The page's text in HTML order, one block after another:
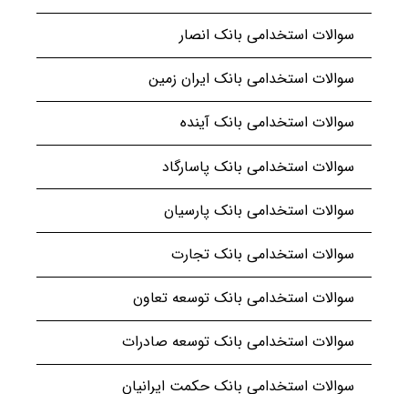
سوالات استخدامی بانک انصار
سوالات استخدامی بانک ایران زمین
سوالات استخدامی بانک آینده
سوالات استخدامی بانک پاسارگاد
سوالات استخدامی بانک پارسیان
سوالات استخدامی بانک تجارت
سوالات استخدامی بانک توسعه تعاون
سوالات استخدامی بانک توسعه صادرات
سوالات استخدامی بانک حکمت ایرانیان